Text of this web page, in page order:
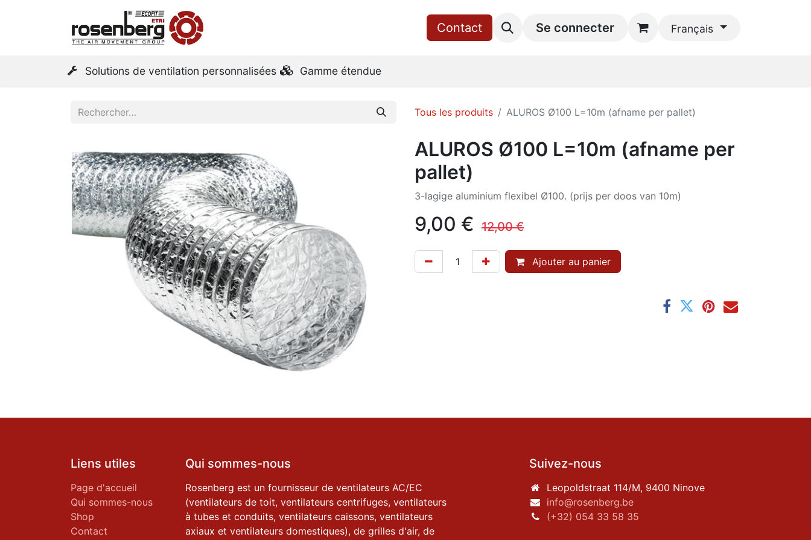
Qui sommes-nous RoVent10 Online Téléchargements Contactez-nous
Contact​ Se connecter Français
Solutions de ventilation personnalisées Gamme étendue
Tous les produits ALUROS Ø100 L=10m (afname per pallet)
ALUROS Ø100 L=10m (afname per
pallet)
3-lagige aluminium flexibel Ø100. (prijs per doos van 10m)
9,00 € 12,00€
Ajouter au panier
Liens utiles
Page d'accueil
Qui sommes-nous
Shop
Contact
Qui sommes-nous
Rosenberg est un fournisseur de ventilateurs AC/EC
(ventilateurs de toit, ventilateurs centrifuges, ventilateurs
à tubes et conduits, ventilateurs caissons, ventilateurs
axiaux et ventilateurs domestiques), de grilles d'air, de
Suivez-nous
Leopoldstraat 114/M, 9400 Ninove
info@rosenberg.be
(+32) 054 33 58 35